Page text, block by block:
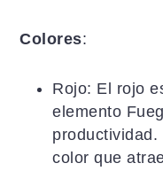
Colores:
Rojo: El rojo
elemento
color que